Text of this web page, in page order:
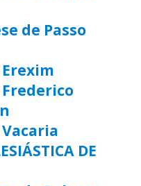
de Passo
Frederico
DE